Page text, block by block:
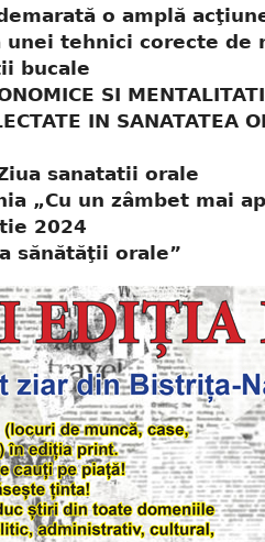
o amplă
unei tehnici corecte de
bucale
SI MENTALITATI
IN SANATATEA
sanatatii orale
„Cu un zâmbet mai
2024
sănătăţii orale”